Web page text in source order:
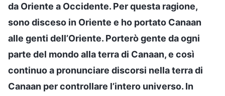
da Oriente a Occidente. Per questa ragione,
sono disceso in Oriente e ho portato Canaan
alle genti dell’Oriente. Porterò gente da ogni
parte del mondo alla terra di Canaan, e così
continuo a pronunciare discorsi nella terra di
Canaan per controllare l’intero universo. In